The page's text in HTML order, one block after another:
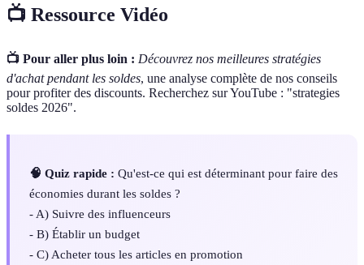
📺 Ressource Vidéo
📺 Pour aller plus loin : Découvrez nos meilleures stratégies
d'achat pendant les soldes, une analyse complète de nos conseils
pour profiter des discounts. Recherchez sur YouTube : "strategies
soldes 2026".
🧠 Quiz rapide : Qu'est-ce qui est déterminant pour faire des
économies durant les soldes ?
- A) Suivre des influenceurs
- B) Établir un budget
- C) Acheter tous les articles en promotion